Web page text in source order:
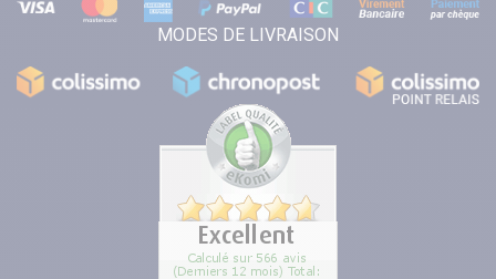
MODES DE LIVRAISON